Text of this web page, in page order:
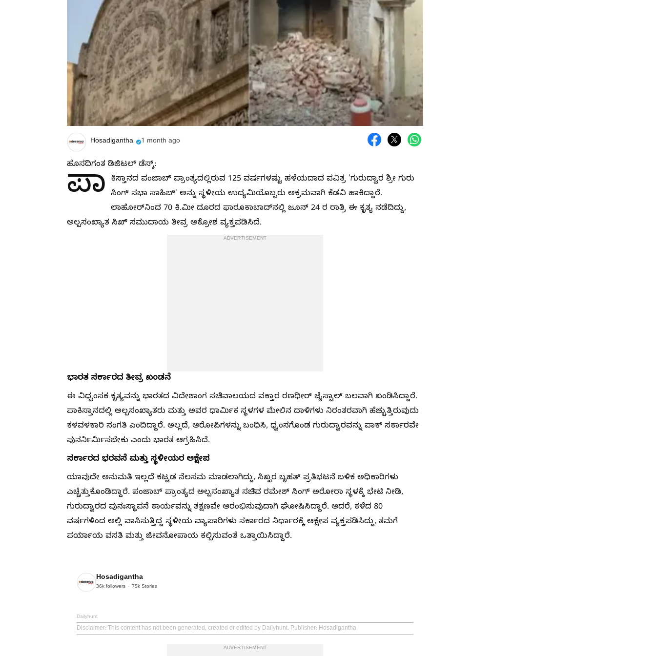
Hosadigantha 1 month ago
ಹೊಸದಿಗಂತ ಡಿಜಿಟಲ್ ಡೆಸ್ಕ್:
ಪಾ ಕಿಸ್ತಾನದ ಪಂಜಾಬ್ ಪ್ರಾಂತ್ಯದಲ್ಲಿರುವ 125 ವರ್ಷಗಳಷ್ಟು ಹಳೆಯದಾದ ಪವಿತ್ರ 'ಗುರುದ್ವಾರ ಶ್ರೀ ಗುರು
ಸಿಂಗ್ ಸಭಾ ಸಾಹಿಬ್' ಅನ್ನು ಸ್ಥಳೀಯ ಉದ್ಯಮಿಯೊಬ್ಬರು ಅಕ್ರಮವಾಗಿ ಕೆಡವಿ ಹಾಕಿದ್ದಾರೆ.
ಲಾಹೋರ್‌ನಿಂದ 70 ಕಿ.ಮೀ ದೂರದ ಫಾರೂಕಾಬಾದ್‌ನಲ್ಲಿ ಜೂನ್ 24 ರ ರಾತ್ರಿ ಈ ಕೃತ್ಯ ನಡೆದಿದ್ದು,
ಅಲ್ಪಸಂಖ್ಯಾತ ಸಿಖ್ ಸಮುದಾಯ ತೀವ್ರ ಆಕ್ರೋಶ ವ್ಯಕ್ತಪಡಿಸಿದೆ.
ADVERTISEMENT
ಭಾರತ ಸರ್ಕಾರದ ತೀವ್ರ ಖಂಡನೆ
ಈ ವಿಧ್ವಂಸಕ ಕೃತ್ಯವನ್ನು ಭಾರತದ ವಿದೇಶಾಂಗ ಸಚಿವಾಲಯದ ವಕ್ತಾರ ರಣಧೀರ್ ಜೈಸ್ವಾಲ್ ಬಲವಾಗಿ ಖಂಡಿಸಿದ್ದಾರೆ.
ಪಾಕಿಸ್ತಾನದಲ್ಲಿ ಅಲ್ಪಸಂಖ್ಯಾತರು ಮತ್ತು ಅವರ ಧಾರ್ಮಿಕ ಸ್ಥಳಗಳ ಮೇಲಿನ ದಾಳಿಗಳು ನಿರಂತರವಾಗಿ ಹೆಚ್ಚುತ್ತಿರುವುದು
ಕಳವಳಕಾರಿ ಸಂಗತಿ ಎಂದಿದ್ದಾರೆ. ಅಲ್ಲದೆ, ಆರೋಪಿಗಳನ್ನು ಬಂಧಿಸಿ, ಧ್ವಂಸಗೊಂಡ ಗುರುದ್ವಾರವನ್ನು ಪಾಕ್ ಸರ್ಕಾರವೇ
ಪುನರ್ನಿರ್ಮಿಸಬೇಕು ಎಂದು ಭಾರತ ಆಗ್ರಹಿಸಿದೆ.
ಸರ್ಕಾರದ ಭರವಸೆ ಮತ್ತು ಸ್ಥಳೀಯರ ಆಕ್ಷೇಪ
ಯಾವುದೇ ಅನುಮತಿ ಇಲ್ಲದೆ ಕಟ್ಟಡ ನೆಲಸಮ ಮಾಡಲಾಗಿದ್ದು, ಸಿಖ್ಖರ ಬೃಹತ್ ಪ್ರತಿಭಟನೆ ಬಳಿಕ ಅಧಿಕಾರಿಗಳು
ಎಚ್ಚೆತ್ತುಕೊಂಡಿದ್ದಾರೆ. ಪಂಜಾಬ್ ಪ್ರಾಂತ್ಯದ ಅಲ್ಪಸಂಖ್ಯಾತ ಸಚಿವ ರಮೇಶ್ ಸಿಂಗ್ ಅರೋರಾ ಸ್ಥಳಕ್ಕೆ ಭೇಟಿ ನೀಡಿ,
ಗುರುದ್ವಾರದ ಪುನಃಸ್ಥಾಪನೆ ಕಾರ್ಯವನ್ನು ತಕ್ಷಣವೇ ಆರಂಭಿಸುವುದಾಗಿ ಘೋಷಿಸಿದ್ದಾರೆ. ಆದರೆ, ಕಳೆದ 80
ವರ್ಷಗಳಿಂದ ಅಲ್ಲಿ ವಾಸಿಸುತ್ತಿದ್ದ ಸ್ಥಳೀಯ ವ್ಯಾಪಾರಿಗಳು ಸರ್ಕಾರದ ನಿರ್ಧಾರಕ್ಕೆ ಆಕ್ಷೇಪ ವ್ಯಕ್ತಪಡಿಸಿದ್ದು, ತಮಗೆ
ಪರ್ಯಾಯ ವಸತಿ ಮತ್ತು ಜೀವನೋಪಾಯ ಕಲ್ಪಿಸುವಂತೆ ಒತ್ತಾಯಿಸಿದ್ದಾರೆ.
Hosadigantha
36k followers 75k Stories
Dailyhunt
Disclaimer: This content has not been generated, created or edited by Dailyhunt. Publisher: Hosadigantha
ADVERTISEMENT